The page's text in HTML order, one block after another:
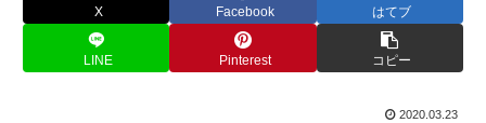
X Facebook はてブ
LINE Pinterest コピー
2020.03.23